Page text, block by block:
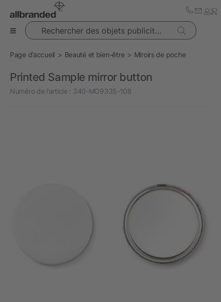
Rechercher des objets publicitaires
Page d’accueil Beauté et bien-être Miroirs de poche
Printed Sample mirror button
Numéro de l’article : 340-MO9335-108